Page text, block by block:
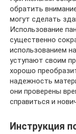
обратить
могут сделать
Использование
существенно
использованием
уступают своим
хорошо
надежность
они проверены
справиться и
Инструкция